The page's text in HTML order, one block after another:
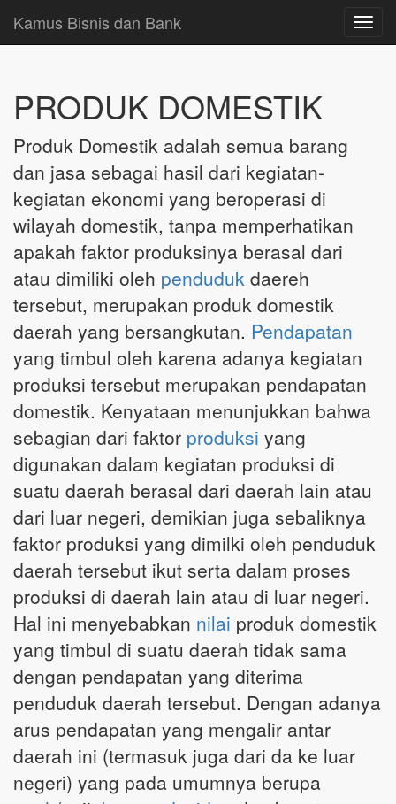
Kamus Bisnis dan Bank
PRODUK DOMESTIK
Produk Domestik adalah semua barang
dan jasa sebagai hasil dari kegiatan-
kegiatan ekonomi yang beroperasi di
wilayah domestik, tanpa memperhatikan
apakah faktor produksinya berasal dari
atau dimiliki oleh penduduk daereh
tersebut, merupakan produk domestik
daerah yang bersangkutan. Pendapatan
yang timbul oleh karena adanya kegiatan
produksi tersebut merupakan pendapatan
domestik. Kenyataan menunjukkan bahwa
sebagian dari faktor produksi yang
digunakan dalam kegiatan produksi di
suatu daerah berasal dari daerah lain atau
dari luar negeri, demikian juga sebaliknya
faktor produksi yang dimilki oleh penduduk
daerah tersebut ikut serta dalam proses
produksi di daerah lain atau di luar negeri.
Hal ini menyebabkan nilai produk domestik
yang timbul di suatu daerah tidak sama
dengan pendapatan yang diterima
penduduk daerah tersebut. Dengan adanya
arus pendapatan yang mengalir antar
daerah ini (termasuk juga dari da ke luar
negeri) yang pada umumnya berupa